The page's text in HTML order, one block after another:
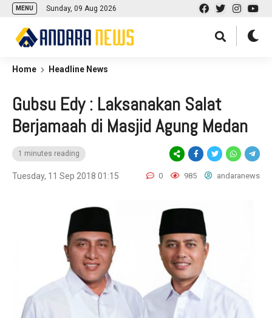
MENU Sunday, 09 Aug 2026
Home Headline News
Gubsu Edy : Laksanakan Salat
Berjamaah di Masjid Agung Medan
1 minutes reading
Tuesday, 11 Sep 2018 01:15 0 985 andaranews